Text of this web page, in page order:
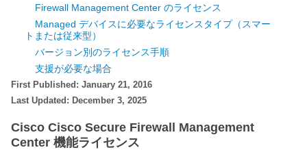
Firewall Management Center のライセンス
Managed デバイスに必要なライセンスタイプ（スマー
トまたは従来型）
バージョン別のライセンス手順
支援が必要な場合
First Published: January 21, 2016
Last Updated: December 3, 2025
Cisco Cisco Secure Firewall Management
Center 機能ライセンス